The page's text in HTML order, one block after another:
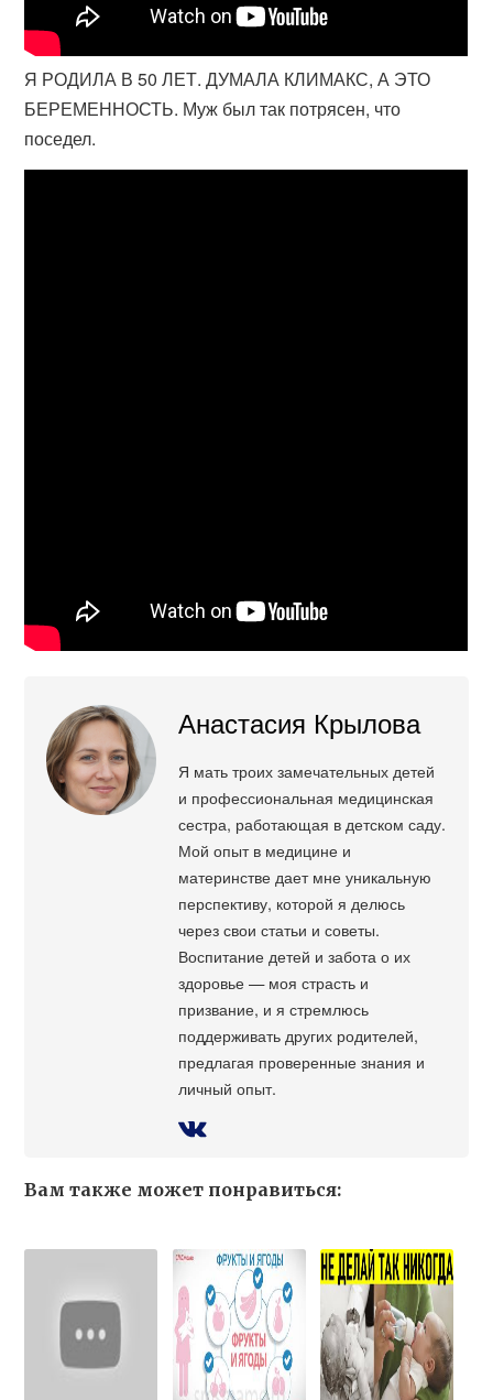
Я РОДИЛА В 50 ЛЕТ. ДУМАЛА КЛИМАКС, А ЭТО
БЕРЕМЕННОСТЬ. Муж был так потрясен, что
поседел.
Анастасия Крылова
Я мать троих замечательных детей
и профессиональная медицинская
сестра, работающая в детском саду.
Мой опыт в медицине и
материнстве дает мне уникальную
перспективу, которой я делюсь
через свои статьи и советы.
Воспитание детей и забота о их
здоровье — моя страсть и
призвание, и я стремлюсь
поддерживать других родителей,
предлагая проверенные знания и
личный опыт.
Вам также может понравиться: